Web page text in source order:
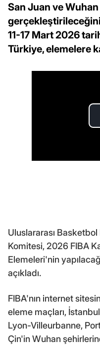
San Juan ve
gerçekleştirileceğini
11-17 Mart 2026
Türkiye, elemelere
Uluslararası
Komitesi, 2026 FIBA
Elemeleri'nin
açıkladı.
FIBA'nın internet
eleme maçları,
Lyon-Villeurbanne,
Çin'in Wuhan